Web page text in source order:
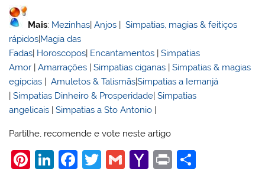
Mais: Mezinhas|Anjos |Simpatias, magias & feitiços
rápidos|Magia das
Fadas| Horoscopos| Encantamentos |Simpatias
Amor |Amarrações |Simpatias ciganas |Simpatias & magias
egípcias |Amuletos & Talismãs|Simpatias a Iemanjá
|Simpatias Dinheiro & Prosperidade|Simpatias
angelicais |Simpatias a Sto Antonio |
Partilhe, recomende e vote neste artigo
Pi Li F
T
G
Y
Pr